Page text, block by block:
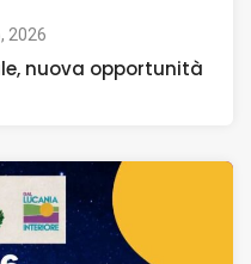
2026
nuova opportunità